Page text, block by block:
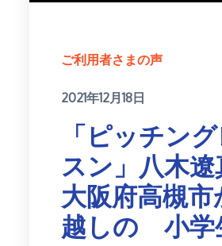
ご利用者さまの声
Posted
2021年12月18日
「ピッチン
スン」八木
大阪府高槻
越しの 小学